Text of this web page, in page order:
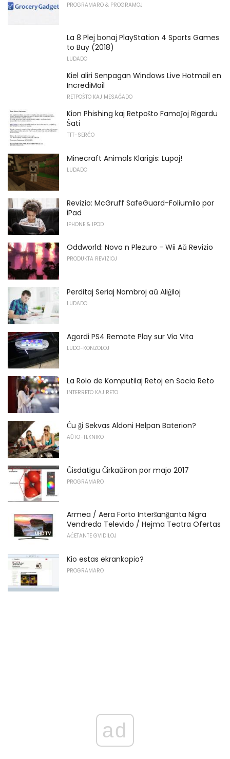
PROGRAMARO & PROGRAMOJ
La 8 Plej bonaj PlayStation 4 Sports Games
to Buy (2018)
LUDADO
Kiel aliri Senpagan Windows Live Hotmail en
IncrediMail
RETPOŜTO KAJ MESAĜADO
Kion Phishing kaj Retpoŝto Famaĵoj Rigardu
Ŝati
TTT-SERĈO
Minecraft Animals Klarigis: Lupoj!
LUDADO
Revizio: McGruff SafeGuard-Foliumilo por
iPad
IPHONE & IPOD
Oddworld: Nova n Plezuro - Wii Aŭ Revizio
PRODUKTA REVIZIOJ
Perditaj Seriaj Nombroj aŭ Aliĝiloj
LUDADO
Agordi PS4 Remote Play sur Via Vita
LUDO-KONZOLOJ
La Rolo de Komputilaj Retoj en Socia Reto
INTERRETO KAJ RETO
Ĉu ĝi Sekvas Aldoni Helpan Baterion?
AŬTO-TEKNIKO
Ĝisdatigu Ĉirkaŭiron por majo 2017
PROGRAMARO
Armea / Aera Forto Interŝanĝanta Nigra
Vendreda Televido / Hejma Teatra Ofertas
AĈETANTE GVIDILOJ
Kio estas ekrankopio?
PROGRAMARO
ad